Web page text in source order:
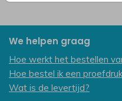
We helpen graag
Hoe werkt het bestellen
Hoe bestel ik een
Wat is de levertijd?